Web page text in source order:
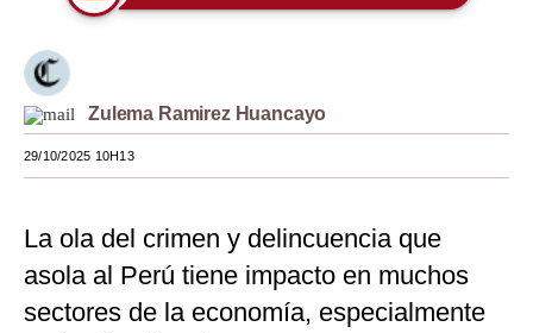
Moda
Estilos
Mundo
EEUU
España
Internacional
Zulema Ramirez Huancayo
29/10/2025 10H13
La ola del crimen y delincuencia que
asola al Perú tiene impacto en muchos
sectores de la economía, especialmente